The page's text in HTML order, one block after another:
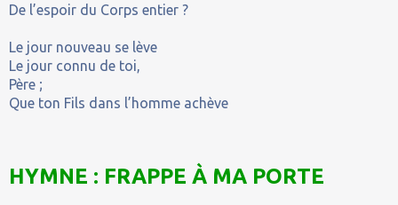
De l’espoir du Corps entier ?
Le jour nouveau se lève
Le jour connu de toi,
Père ;
Que ton Fils dans l’homme achève
HYMNE : FRAPPE À MA PORTE